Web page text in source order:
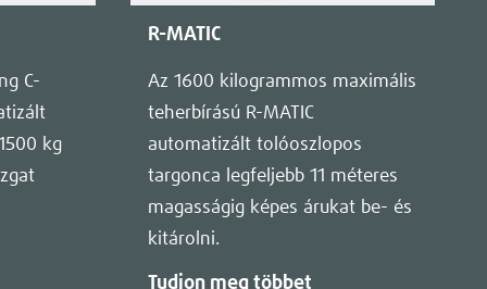
C-
kg
R-MATIC
Az 1600 kilogrammos maximális
teherbírású R-MATIC
automatizált tolóoszlopos
targonca legfeljebb 11 méteres
magasságig képes árukat be- és
kitárolni.
Tudjon meg többet